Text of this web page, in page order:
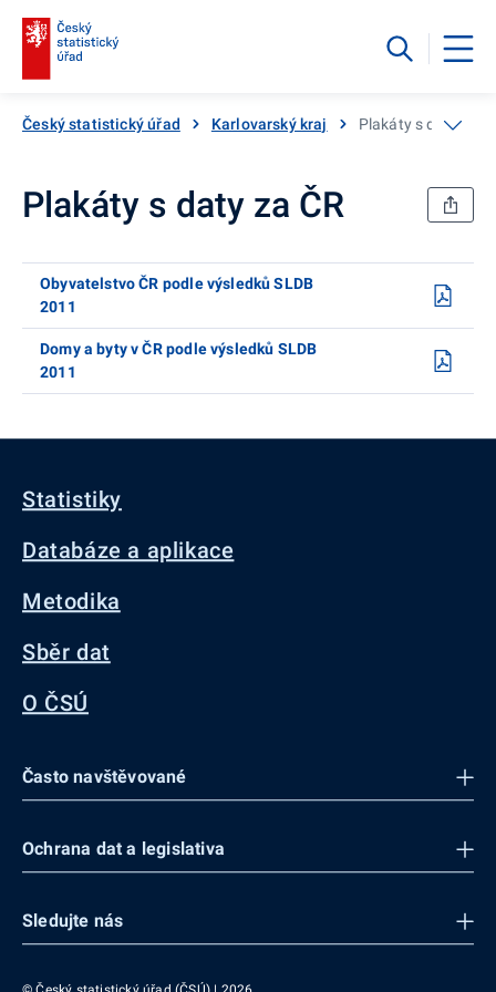
Český statistický úřad Karlovarský kraj Plakáty s daty za
Plakáty s daty za ČR
Obyvatelstvo ČR podle výsledků SLDB
2011
Domy a byty v ČR podle výsledků SLDB
2011
Statistiky
Databáze a aplikace
Metodika
Sběr dat
O ČSÚ
Často navštěvované
Ochrana dat a legislativa
Sledujte nás